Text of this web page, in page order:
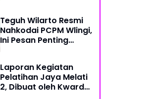
Teguh Wilarto Resmi
Nahkodai PCPM Wlingi,
Ini Pesan Penting
Laporan Kegiatan
Pelatihan Jaya Melati
2, Dibuat oleh Kwarda